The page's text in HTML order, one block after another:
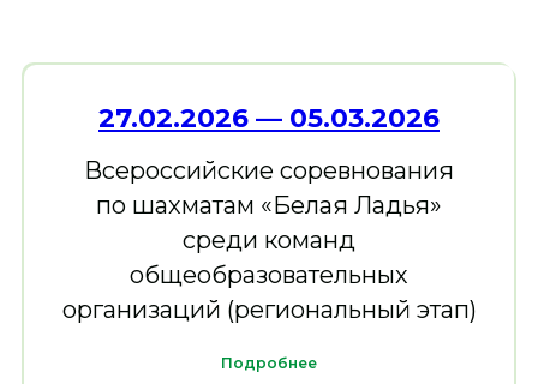
27.02.2026 — 05.03. 2026
Всероссийские соревнования
по шахматам «Белая Ладья»
среди команд
общеобразовательных
организаций (региональный этап)
Подробнее